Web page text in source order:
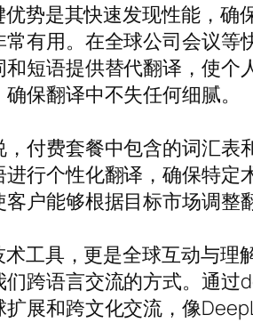
势是其快速发现性能，
有用。在全球公司会议等
短语提供替代翻译，使
保翻译中不失任何细腻。
付费套餐中包含的词汇
行个性化翻译，确保特
户能够根据目标市场调整
工具，更是全球互动与
跨语言交流的方式。通
展和跨文化交流，像